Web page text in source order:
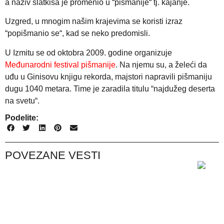
a naziv slatkiša je promenio u “pišmanije“ tj. kajanje.
Uzgred, u mnogim našim krajevima se koristi izraz
“popišmanio se“, kad se neko predomisli.
U Izmitu se od oktobra 2009. godine organizuje
Međunarodni festival pišmanije. Na njemu su, a želeći da
uđu u Ginisovu knjigu rekorda, majstori napravili pišmaniju
dugu 1040 metara. Time je zaradila titulu “najdužeg deserta
na svetu“.
Podelite:
POVEZANE VESTI